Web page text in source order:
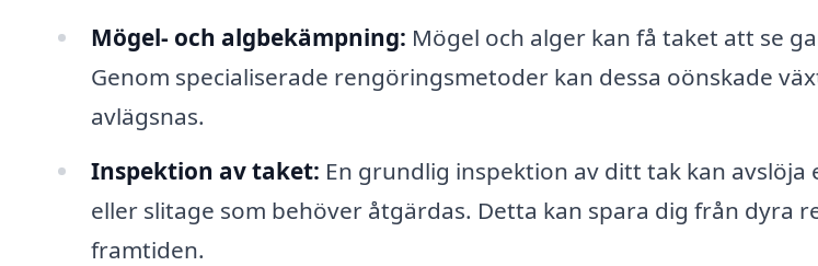
Mögel- och algbekämpning: Mögel och alger kan få taket att se
Genom specialiserade rengöringsmetoder kan dessa oönskade
avlägsnas.
Inspektion av taket: En grundlig inspektion av ditt tak kan avslöja
eller slitage som behöver åtgärdas. Detta kan spara dig från dyra
framtiden.